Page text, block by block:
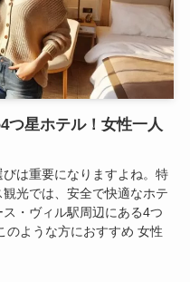
つ星ホテル！女性一人
は重要になりますよね。特
光では、安全で快適なホテ
・ヴィル駅周辺にある4つ
のような方におすすめ 女性